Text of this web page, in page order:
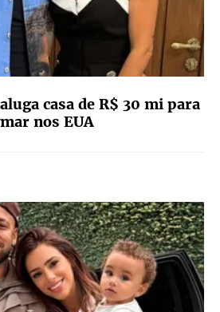
casa de R$ 30 mi para
nos EUA